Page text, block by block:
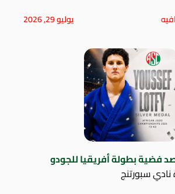
يوليو 29, 2026
بطولة أفريقيا للجودو
سبورتنج